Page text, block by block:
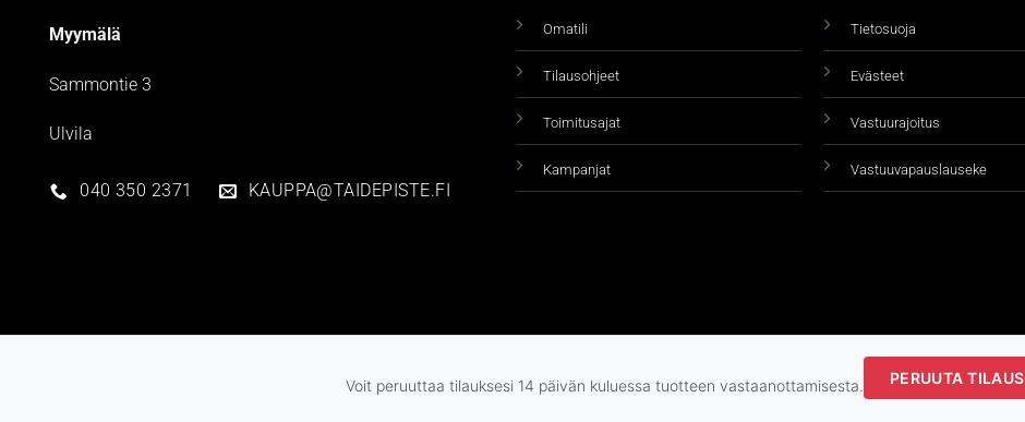
Myymälä
Sammontie 3
Ulvila
040 350 2371 KAUPPA@TAIDEPISTE.FI
Omatili
Tilausohjeet
Toimitusajat
Kampanjat
Tietosuoja
Evästeet
Vastuurajoitus
Vastuuvapauslauseke
Copyright 2026 © taidepiste.fi
Voit peruuttaa tilauksesi 14 päivän kuluessa tuotteen vastaanottamisesta. PERUUTA TILAUS